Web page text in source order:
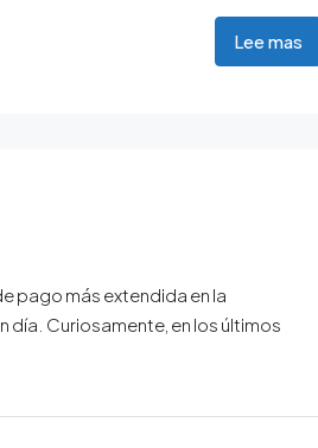
Lee mas
pago más extendida en la
día. Curiosamente, en los últimos